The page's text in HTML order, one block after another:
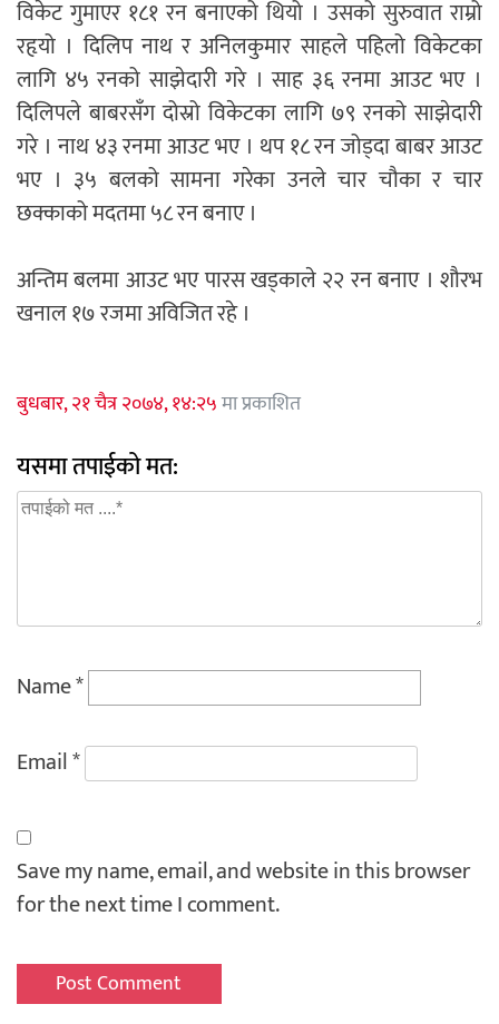
विकेट गुमाएर १८१ रन बनाएको थियो । उसको सुरुवात राम्रो
रहृयो । दिलिप नाथ र अनिलकुमार साहले पहिलो विकेटका
लागि ४५ रनको साझेदारी गरे । साह ३६ रनमा आउट भए ।
दिलिपले बाबरसँग दोस्रो विकेटका लागि ७९ रनको साझेदारी
गरे । नाथ ४३ रनमा आउट भए । थप १८ रन जोड्दा बाबर आउट
भए । ३५ बलको सामना गरेका उनले चार चौका र चार
छक्काको मदतमा ५८ रन बनाए ।
अन्तिम बलमा आउट भए पारस खड्काले २२ रन बनाए । शौरभ
खनाल १७ रजमा अविजित रहे ।
बुधबार, २१ चैत्र २०७४, १४:२५मा प्रकाशित
यसमा तपाईको मत:
Name*
Email*
Save my name, email, and website in this browser
for the next time I comment.